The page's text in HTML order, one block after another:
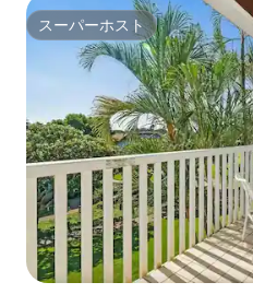
スーパーホスト
スーパーホスト